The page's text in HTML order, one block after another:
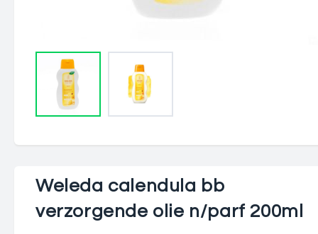
Weleda calendula bb
verzorgende olie n/parf 200ml